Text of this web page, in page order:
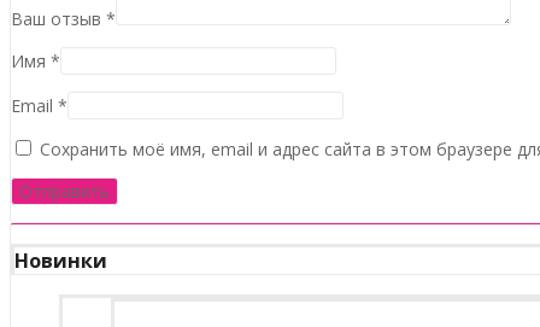
Ваш отзыв *
Имя *
Email *
Сохранить моё имя, email и адрес сайта в этом браузере
Новинки